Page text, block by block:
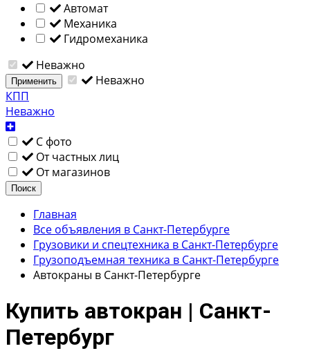
Автомат
Механика
Гидромеханика
Неважно
Применить
Неважно
КПП
Неважно
С фото
От частных лиц
От магазинов
Поиск
Главная
Все объявления в Санкт-Петербурге
Грузовики и спецтехника в Санкт-Петербурге
Грузоподъемная техника в Санкт-Петербурге
Автокраны в Санкт-Петербурге
Купить автокран | Санкт-
Петербург